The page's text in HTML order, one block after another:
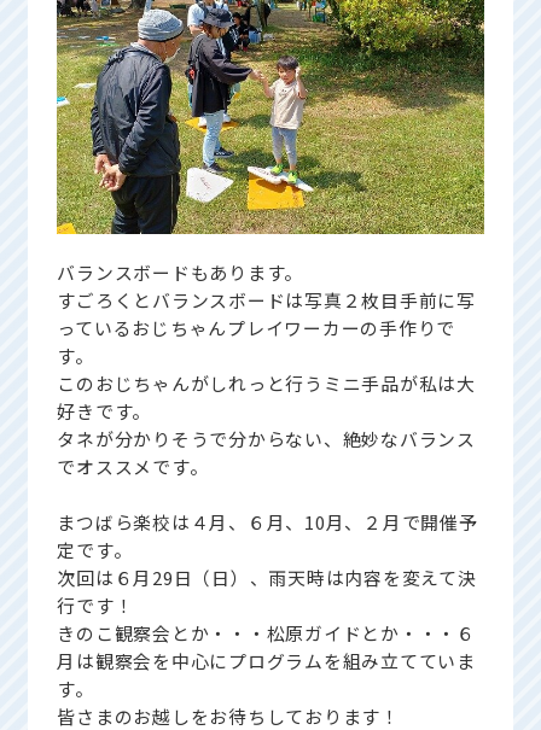
バランスボードもあります。
すごろくとバランスボードは写真２枚目手前に写
っているおじちゃんプレイワーカーの手作りで
す。
このおじちゃんがしれっと行うミニ手品が私は大
好きです。
タネが分かりそうで分からない、絶妙なバランス
でオススメです。
まつばら楽校は４月、６月、10月、２月で開催予
定です。
次回は６月29日（日）、雨天時は内容を変えて決
行です！
きのこ観察会とか・・・松原ガイドとか・・・６
月は観察会を中心にプログラムを組み立てていま
す。
皆さまのお越しをお待ちしております！